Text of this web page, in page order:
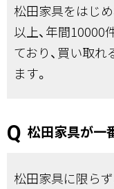
松田家具をはじ
以上、年間
ており、買い取
ます。
松田家具が一
松田家具に限ら